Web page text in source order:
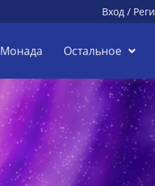
Вход /
Монада Остальное